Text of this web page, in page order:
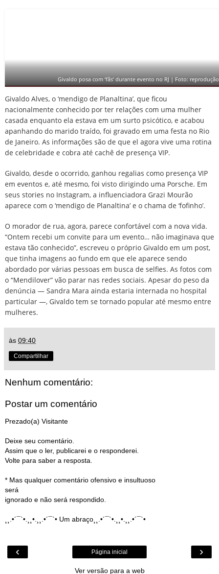
Givaldo posa com ‘fãs’ durante evento no RJ | Foto:
Givaldo Alves, o ‘mendigo de Planaltina’, que ficou
nacionalmente conhecido por ter relações com uma mulher
casada enquanto ela estava em um surto psicótico, e acabou
apanhando do marido traído, foi gravado em uma festa no Rio
de Janeiro. As informações são de que el agora vive uma rotina
de celebridade e cobra até cachê de presença VIP.
Givaldo, desde o ocorrido, ganhou regalias como presença VIP
em eventos e, até mesmo, foi visto dirigindo uma Porsche. Em
seus stories no Instagram, a influenciadora Grazi Mourão
aparece com o ‘mendigo de Planaltina’ e o chama de ‘fofinho’.
O morador de rua, agora, parece confortável com a nova vida.
“Ontem recebi um convite para um evento… não imaginava que
estava tão conhecido”, escreveu o próprio Givaldo em um post,
que tinha imagens ao fundo em que ele aparece sendo
abordado por várias pessoas em busca de selfies. As fotos com
o “Mendilover” vão parar nas redes sociais. Apesar do peso da
denúncia — Sandra Mara ainda estaria internada no hospital
particular —, Givaldo tem se tornado popular até mesmo entre
mulheres.
às 09:40
Compartilhar
Nenhum comentário:
Postar um comentário
Prezado(a) Visitante
Deixe seu comentário.
Assim que o ler, publicarei e o responderei.
Volte para saber a resposta.
* Mas qualquer comentário ofensivo e insultuoso
será
ignorado e não será respondido.
¸¸.•´¯`•.¸¸•.¸¸.•´¯`• Um abraço¸¸.•´¯`•.¸¸•.¸¸.•´¯`•
‹ ›
Página inicial
Ver versão para a web